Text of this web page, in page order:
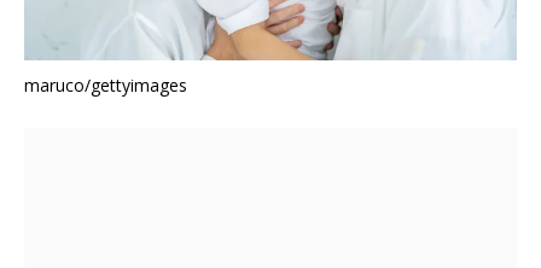
maruco/gettyimages